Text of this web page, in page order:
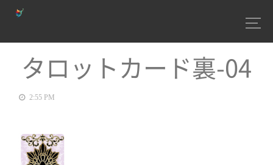
タロットカード裏-04
2:55 PM